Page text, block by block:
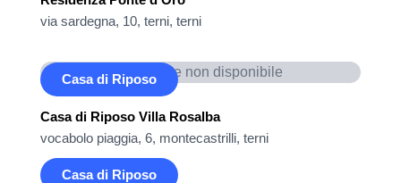
via sardegna, 10, terni, terni
Immagine non disponibile
Casa di Riposo
Casa di Riposo Villa Rosalba
vocabolo piaggia, 6, montecastrilli, terni
Casa di Riposo